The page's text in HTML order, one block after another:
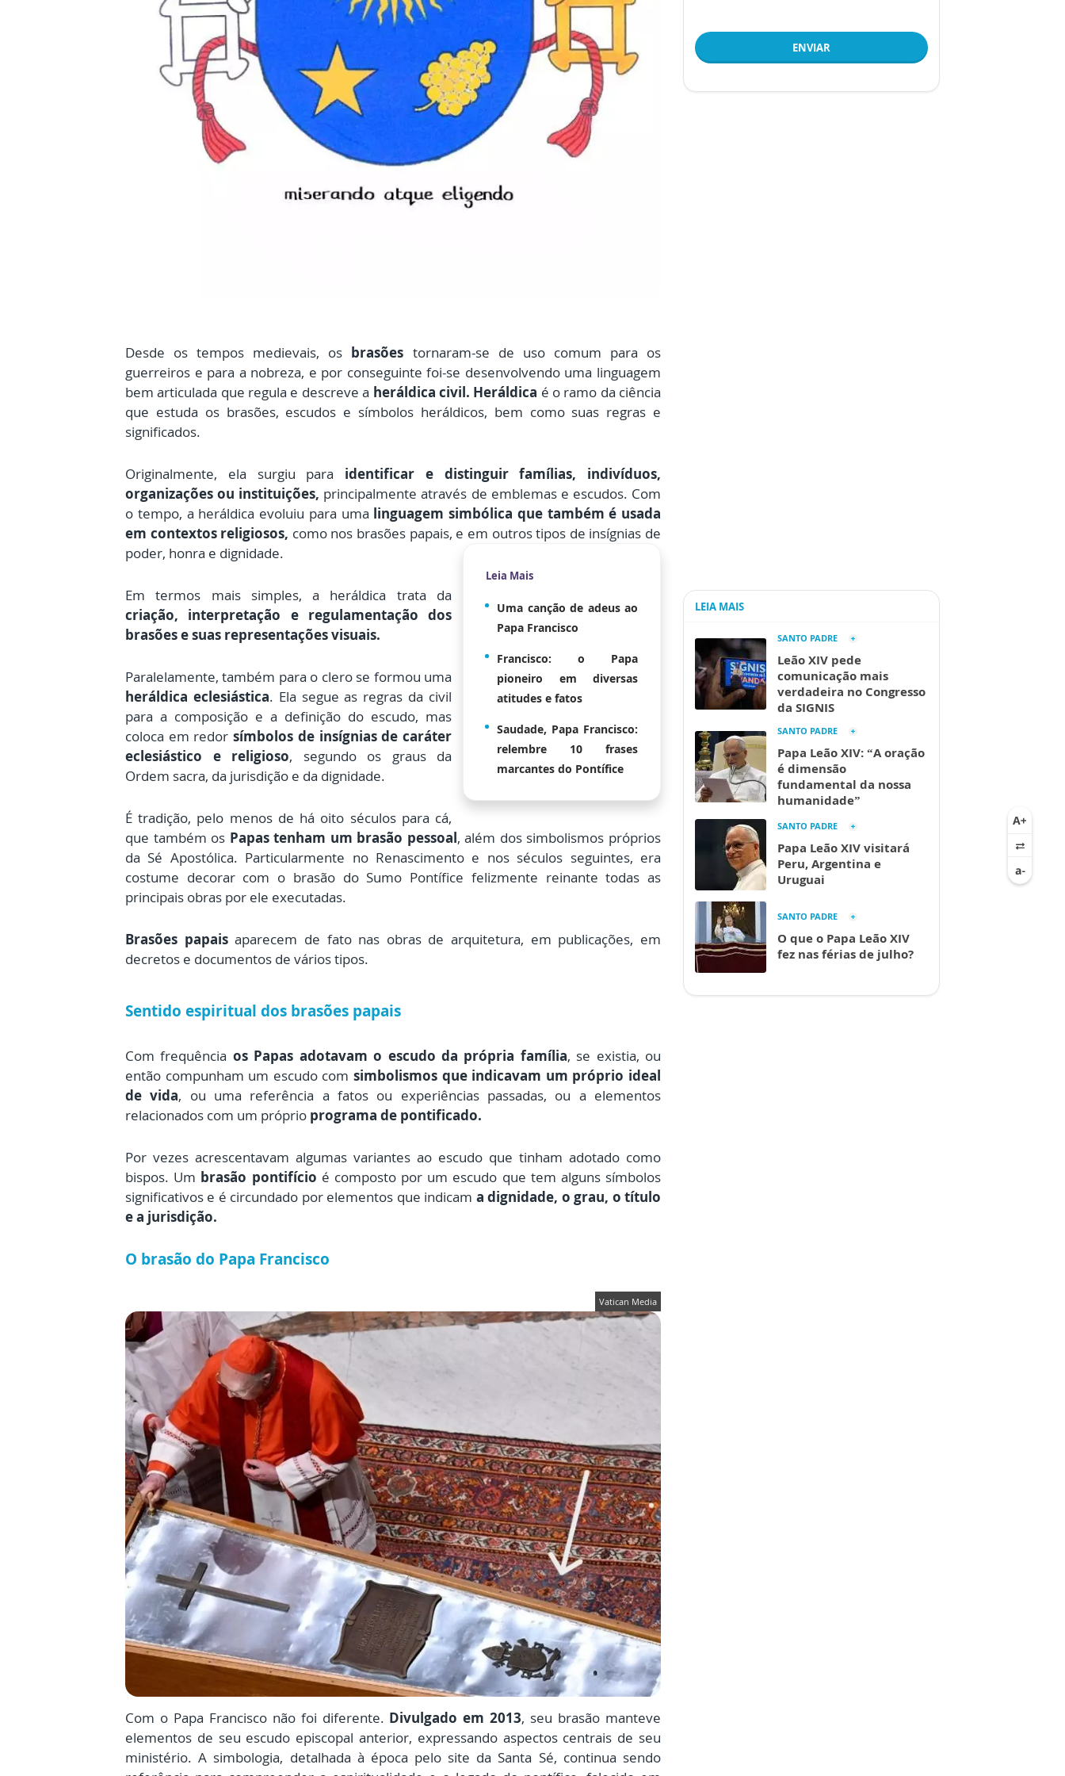
Desde os tempos medievais, os brasões tornaram-se de uso comum para os
guerreiros e para a nobreza, e por conseguinte foi-se desenvolvendo uma linguagem
bem articulada que regula e descreve a heráldica civil. Heráldica é o ramo da ciência
que estuda os brasões, escudos e símbolos heráldicos, bem como suas regras e
significados.
Originalmente, ela surgiu para identificar e distinguir famílias, indivíduos,
organizações ou instituições, principalmente através de emblemas e escudos. Com
o tempo, a heráldica evoluiu para uma linguagem simbólica que também é usada
em contextos religiosos, como nos brasões papais, e em outros tipos de insígnias de
poder, honra e dignidade.
Leia Mais
Uma canção de adeus ao
Papa Francisco
Francisco: o Papa
pioneiro em diversas
atitudes e fatos
Saudade, Papa Francisco:
relembre 10 frases
marcantes do Pontífice
Em termos mais simples, a heráldica trata da
criação, interpretação e regulamentação dos
brasões e suas representações visuais.
Paralelamente, também para o clero se formou uma
heráldica eclesiástica. Ela segue as regras da civil
para a composição e a definição do escudo, mas
coloca em redorsímbolos de insígnias de caráter
eclesiástico e religioso, segundo os graus da
Ordem sacra, da jurisdição e da dignidade.
É tradição, pelo menos de há oito séculos para cá,
que também os Papas tenham um brasão pessoal, além dos simbolismos próprios
da Sé Apostólica. Particularmente no Renascimento e nos séculos seguintes, era
costume decorar com o brasão do Sumo Pontífice felizmente reinante todas as
principais obras por ele executadas.
Brasões papaisaparecem de fato nas obras de arquitetura, em publicações, em
decretos e documentos de vários tipos.
Sentido espiritual dos brasões papais
Com frequência os Papas adotavam o escudo da própria família, se existia, ou
então compunham um escudo com simbolismos que indicavam um próprio ideal
de vida, ou uma referência a fatos ou experiências passadas, ou a elementos
relacionados com um próprio programa de pontificado.
Por vezes acrescentavam algumas variantes ao escudo que tinham adotado como
bispos. Um brasão pontifício é composto por um escudo que tem alguns símbolos
significativos e é circundado por elementos que indicam a dignidade, o grau, o título
e a jurisdição.
O brasão do Papa Francisco
Vatican Media
Com o Papa Francisco não foi diferente. Divulgado em 2013, seu brasão manteve
elementos de seu escudo episcopal anterior, expressando aspectos centrais de seu
ministério. A simbologia, detalhada à época pelo site da Santa Sé, continua sendo
ENVIAR
LEIA MAIS
SANTO PADRE
Leão XIV pede
comunicação mais
verdadeira no Congresso
da SIGNIS
SANTO PADRE
Papa Leão XIV: “A oração
é dimensão
fundamental da nossa
humanidade”
SANTO PADRE
Papa Leão XIV visitará
Peru, Argentina e
Uruguai
SANTO PADRE
O que o Papa Leão XIV
fez nas férias de julho?